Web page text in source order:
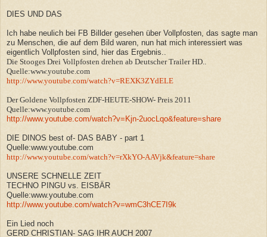
DIES UND DAS
Ich habe neulich bei FB Billder gesehen über Vollpfosten, das sagte man
zu Menschen, die auf dem Bild waren, nun hat mich interessiert was
eigentlich Vollpfosten sind, hier das Ergebnis..
Die Stooges Drei Vollpfosten drehen ab Deutscher Trailer HD..
Quelle:www.youtube.com
http://www.youtube.com/watch?v=REXK3ZYdELE
Der Goldene Vollpfosten ZDF-HEUTE-SHOW- Preis 2011
Quelle:www.youtube.com
http://www.youtube.com/watch?v=Kjn-2uocLqo&feature=share
DIE DINOS best of- DAS BABY - part 1
Quelle:www.youtube.com
http://www.youtube.com/watch?v=rXkYO-AAVjk&feature=share
UNSERE SCHNELLE ZEIT
TECHNO PINGU vs. EISBÄR
Quelle:www.youtube.com
http://www.youtube.com/watch?v=wmC3hCE7I9k
Ein Lied noch
GERD CHRISTIAN- SAG IHR AUCH 2007